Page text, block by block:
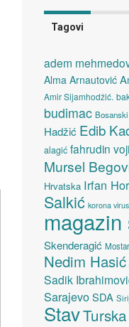
Tagovi
adem
Alma Arnautović
Amir Sijamhodžić.
budimac
Hadžić Edib
alagić fahrudin
Mursel
Hrvatska Irfan
Salkić korona virus
magazin
Skenderagić Mostar
Nedim Hasić
Sadik
SarajevoSDA
StavTurska